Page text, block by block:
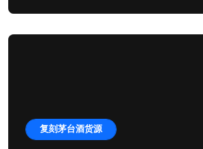
复刻茅台酒货源